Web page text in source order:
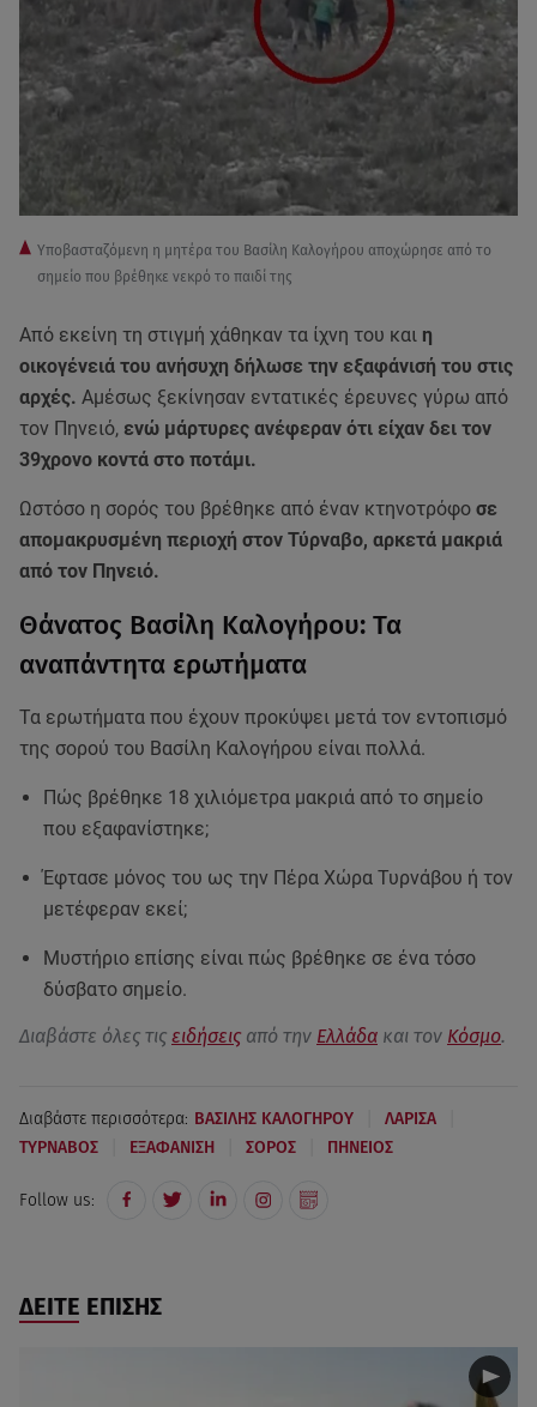
Υποβασταζόμενη η μητέρα του Βασίλη Καλογήρου αποχώρησε από το
σημείο που βρέθηκε νεκρό το παιδί της
Από εκείνη τη στιγμή χάθηκαν τα ίχνη του και η
οικογένειά του ανήσυχη δήλωσε την εξαφάνισή του στις
αρχές. Αμέσως ξεκίνησαν εντατικές έρευνες γύρω από
τον Πηνειό, ενώ μάρτυρες ανέφεραν ότι είχαν δει τον
39χρονο κοντά στο ποτάμι.
Ωστόσο η σορός του βρέθηκε από έναν κτηνοτρόφο σε
απομακρυσμένη περιοχή στον Τύρναβο, αρκετά μακριά
από τον Πηνειό.
Θάνατος Βασίλη Καλογήρου: Τα
αναπάντητα ερωτήματα
Τα ερωτήματα που έχουν προκύψει μετά τον εντοπισμό
της σορού του Βασίλη Καλογήρου είναι πολλά.
Πώς βρέθηκε 18 χιλιόμετρα μακριά από το σημείο
που εξαφανίστηκε;
Έφτασε μόνος του ως την Πέρα Χώρα Τυρνάβου ή τον
μετέφεραν εκεί;
Μυστήριο επίσης είναι πώς βρέθηκε σε ένα τόσο
δύσβατο σημείο.
Διαβάστε όλες τις ειδήσεις από την Ελλάδα και τον Κόσμο.
Διαβάστε περισσότερα: ΒΑΣΙΛΗΣ ΚΑΛΟΓΗΡΟΥ ΛΑΡΙΣΑ
ΤΥΡΝΑΒΟΣ ΕΞΑΦΑΝΙΣΗ ΣΟΡΟΣ ΠΗΝΕΙΟΣ
Follow us:
ΔΕΙΤΕ ΕΠΙΣΗΣ